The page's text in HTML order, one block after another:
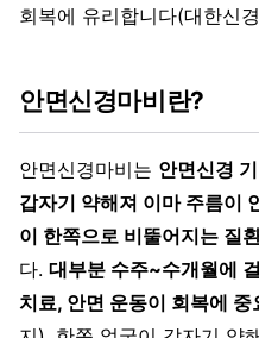
회복에 유리합니다(대한신
안면신경마비란?
안면신경마비는 안면신경
갑자기 약해져 이마 주름이
이 한쪽으로 비뚤어지는 질
다. 대부분 수주~수개월에
치료, 안면 운동이 회복에 중